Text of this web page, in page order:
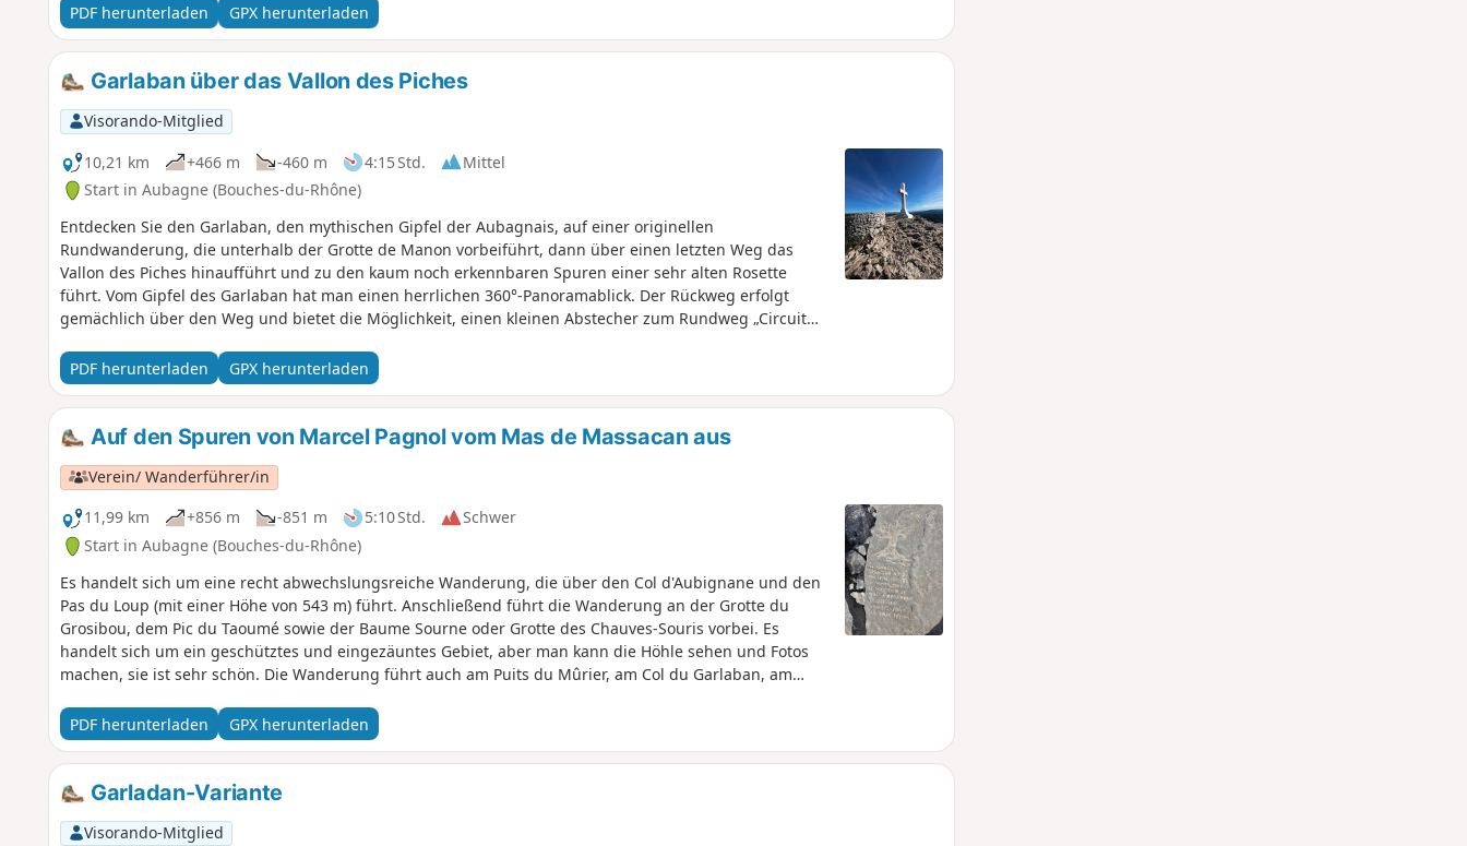
PDF herunterladen GPX herunterladen
Garlaban über das Vallon des Piches
Visorando-Mitglied
10,21 km
+466 m -460 m 4:15 Std.
Mittel
Start in Aubagne (Bouches-du-Rhône)
Entdecken Sie den Garlaban, den mythischen Gipfel der Aubagnais, auf einer originellen
Rundwanderung, die unterhalb der Grotte de Manon vorbeiführt, dann über einen letzten Weg das
Vallon des Piches hinaufführt und zu den kaum noch erkennbaren Spuren einer sehr alten Rosette
führt. Vom Gipfel des Garlaban hat man einen herrlichen 360°-Panoramablick. Der Rückweg erfolgt
gemächlich über den Weg und bietet die Möglichkeit, einen kleinen Abstecher zum Rundweg „Circuit
Auf dem Parkplatz am Puits de Raimu gibt es nur etwa dreißig Stellplätze, die insbesondere am
Wochenende schnell belegt sind.
PDF herunterladen GPX herunterladen
Auf den Spuren von Marcel Pagnol vom Mas de Massacan aus
Verein/ Wanderführer/in
11,99 km
+856 m -851 m 5:10 Std.
Schwer
Start in Aubagne (Bouches-du-Rhône)
Es handelt sich um eine recht abwechslungsreiche Wanderung, die über den Col d'Aubignane und den
Pas du Loup (mit einer Höhe von 543 m) führt. Anschließend führt die Wanderung an der Grotte du
Grosibou, dem Pic du Taoumé sowie der Baume Sourne oder Grotte des Chauves-Souris vorbei. Es
handelt sich um ein geschütztes und eingezäuntes Gebiet, aber man kann die Höhle sehen und Fotos
machen, sie ist sehr schön. Die Wanderung führt auch am Puits du Mûrier, am Col du Garlaban, am
der Grotte du Plantier, auch bekannt als Grotte du Cerf oder Grotte de Manon, vorbei.
PDF herunterladen GPX herunterladen
Garladan-Variante
Visorando-Mitglied